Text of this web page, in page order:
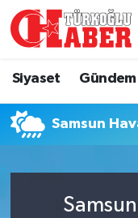
Siyaset Gündem
Samsun
Gündem
Türkiye
Hava Durumu
Namaz